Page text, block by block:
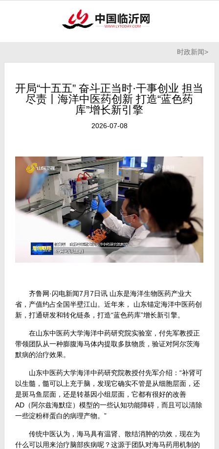
时政新闻>
开局“十五五” 奋斗正当时·干事创业 担当
尽责丨海洋中医药创新 打造“蓝色药
库”增长新引擎
2026-07-08
齐鲁网·闪电新闻7月7日讯 山东是海洋生物医药产业大
省，产值约占全国半壁江山。近年来， 山东锚定海洋中医药创
新，打通研发和转化链条，打造“蓝色药库”增长新引擎。
在山东中医药大学海洋中药研究院实验室，付先军教授正
带领团队从一种膨腹海马体内提取多肽物质，验证对阿尔茨海
默病的治疗效果。
山东中医药大学海洋中药研究院教授付先军介绍：“补肾可
以生髓，髓可以上充于脑，发现它确实不管是从细胞层面，还
是斑马鱼层面，还是转基因小组层面，它都有很好的改善
AD（阿尔兹海默症）模型的一些认知功能障碍，而且可以清除
一些淀粉样蛋白的病理产物。”
传统中医认为，海马具有温肾、散结消肿的功效，现在为
什么可以用来治疗脑部疾病呢？这源于团队对海马药用机制的